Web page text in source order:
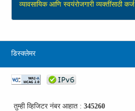
व्यावसायिक आणि स्‍वयंरोजगारी व्यक्तींसाठी कर्ज
डिस्क्लेमर
तुम्ही व्हिजिटर नंबर आहात : 345260